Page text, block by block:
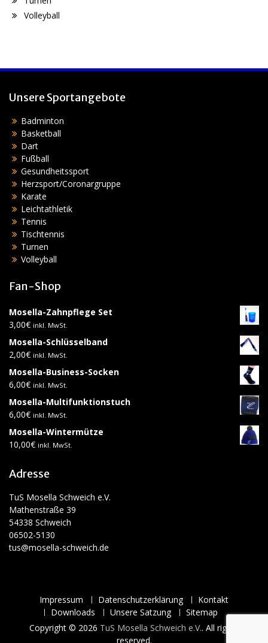
Volleyball
Unsere Sportangebote
Badminton
Basketball
Dart
Fußball
Gesundheitssport
Herzsport/Coronargruppe
Karate
Leichtathletik
Tennis
Tischtennis
Turnen
Volleyball
Fan-Shop
Mosella-Zahnpflege Set
3,00€ inkl. MwSt.
Mosella-Schlüsselband
2,00€ inkl. MwSt.
Mosella-Business-Socken
6,00€ inkl. MwSt.
Mosella-Multifunktionstuch
6,00€ inkl. MwSt.
Mosella-Wintermütze
10,00€ inkl. MwSt.
Adresse
TuS Mosella Schweich e.V.
Mathenstraße 39
54338 Schweich
06502-5130
tus@mosella-schweich.de
Impressum Datenschutzerklärung
Kontakt
Downloads
Unsere Satzung
Sitemap
Copyright © 2026 TuS Mosella Schweich e.V.. All rights
reserved.